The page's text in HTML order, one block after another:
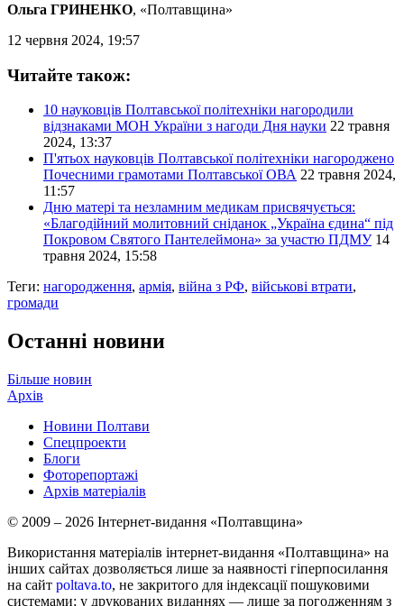
Ольга ГРИНЕНКО, «Полтавщина»
12 червня 2024, 19:57
Читайте також:
10 науковців Полтавської політехніки нагородили
відзнаками МОН України з нагоди Дня науки 22 травня
2024, 13:37
П'ятьох науковців Полтавської політехніки нагороджено
Почесними грамотами Полтавської ОВА 22 травня 2024,
11:57
Дню матері та незламним медикам присвячується:
«Благодійний молитовний сніданок „Україна єдина“ під
Покровом Святого Пантелеймона» за участю ПДМУ 14
травня 2024, 15:58
Теги: нагородження, армія, війна з РФ, військові втрати,
громади
Останні новини
Більше новин
Архів
Новини Полтави
Спецпроекти
Блоги
Фоторепортажі
Архів матеріалів
© 2009 – 2026 Інтернет-видання «Полтавщина»
Використання матеріалів інтернет-видання «Полтавщина» на
інших сайтах дозволяється лише за наявності гіперпосилання
на сайт poltava.to, не закритого для індексації пошуковими
системами; у друкованих виданнях — лише за погодженням з